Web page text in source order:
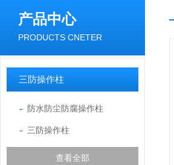
产品中心
PRODUCTS CNETER
三防操作柱
防水防尘防腐操作柱
三防操作柱
查看全部